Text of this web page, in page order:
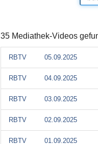
35 Mediathek-Videos
RBTV 05.09.2025
RBTV 04.09.2025
RBTV 03.09.2025
RBTV 02.09.2025
RBTV 01.09.2025